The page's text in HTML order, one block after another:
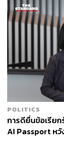
POLITICS
การดียื่นข้อเรียก
AI Passport หวั